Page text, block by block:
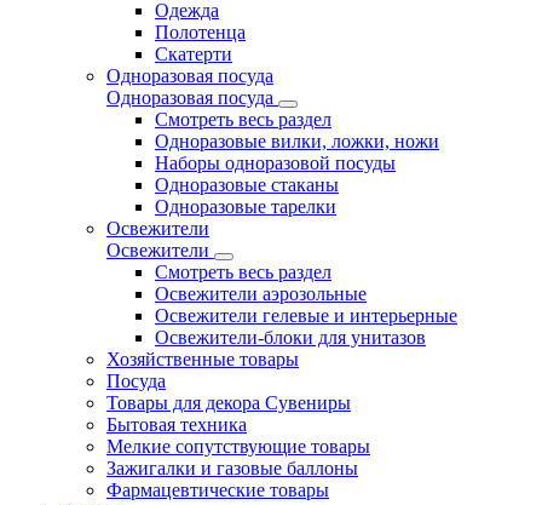
Одежда
Полотенца
Скатерти
Одноразовая посуда
Одноразовая посуда
Смотреть весь раздел
Одноразовые вилки, ложки, ножи
Наборы одноразовой посуды
Одноразовые стаканы
Одноразовые тарелки
Освежители
Освежители
Смотреть весь раздел
Освежители аэрозольные
Освежители гелевые и интерьерные
Освежители-блоки для унитазов
Хозяйственные товары
Посуда
Товары для декора Сувениры
Бытовая техника
Мелкие сопутствующие товары
Зажигалки и газовые баллоны
Фармацевтические товары